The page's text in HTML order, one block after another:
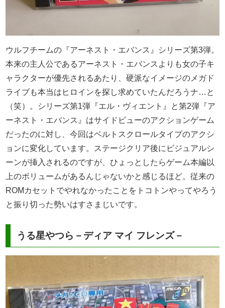
ウルフチームの『アーネスト・エバンス』シリーズ第3弾。
本来の主人公であるアーネスト・エバンスよりも女の子キ
ャラクターが優先されるあたり、硬派なイメージのメガド
ライブも本当はヒロインを探し求めていたんだろうナ…と
（笑）。シリーズ第1弾『エル・ヴィエント』と第2弾『ア
ーネスト・エバンス』はサイドビューのアクションゲーム
だったのに対し、今回はベルトスクロールタイプのアクシ
ョンに変化しています。ステージクリア後にビジュアルシ
ーンが挿入されるのですが、ひょっとしたらゲーム本編以
上のボリュームがあるんじゃないかと感じるほど。従来の
ROMカセットでやれなかったことをトコトンやってやろう
と振り切った勢いはすさまじいです。
うる星やつら－ディア マイ フレンズ－